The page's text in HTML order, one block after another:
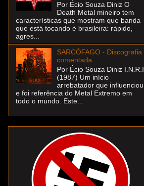
Por Écio Souza Diniz O
Death Metal mineiro tem
características que mostram que banda
que está tocando é brasileira: rápido,
agres...
SARCÓFAGO - Discografia
comentada
Por Écio Souza Diniz I.N.R.I
(1987) Um início
arrebatador que influenciou
e foi referência do Metal Extremo em
todo o mundo. Este...